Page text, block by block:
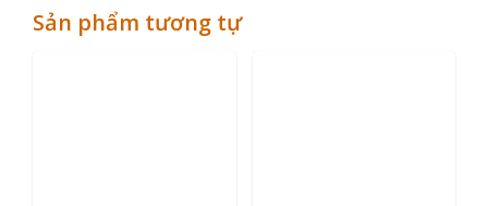
Sản phẩm tương tự